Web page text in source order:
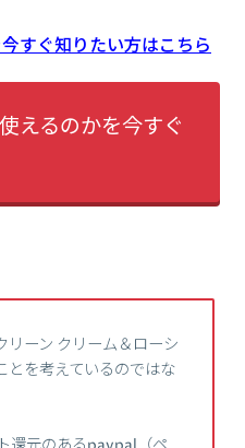
すぐ知りたい方はこちら
えるのかを今すぐ
リーン クリーム＆ローシ
とを考えているのではな